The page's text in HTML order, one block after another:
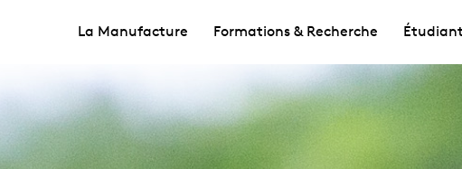
La Manufacture Formations & Recherche